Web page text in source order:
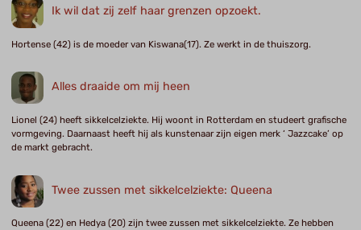
Ik wil dat zij zelf haar grenzen opzoekt.
Hortense (42) is de moeder van Kiswana(17). Ze werkt in de thuiszorg.
Alles draaide om mij heen
Lionel (24) heeft sikkelcelziekte. Hij woont in Rotterdam en studeert grafische
vormgeving. Daarnaast heeft hij als kunstenaar zijn eigen merk ‘ Jazzcake’ op
de markt gebracht.
Twee zussen met sikkelcelziekte: Queena
Queena (22) en Hedya (20) zijn twee zussen met sikkelcelziekte. Ze hebben